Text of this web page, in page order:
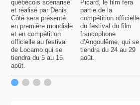
québécois scénarisé
et réalisé par Denis
Côté sera présenté
en première mondiale
et en compétition
officielle au festival
de Locarno qui se
tiendra du 5 au 15
août.
Picard, le film fera
partie de la
compétition officielle
du festival du film
francophone
d’Angoulême, qui se
tiendra du 24 au 29
août.